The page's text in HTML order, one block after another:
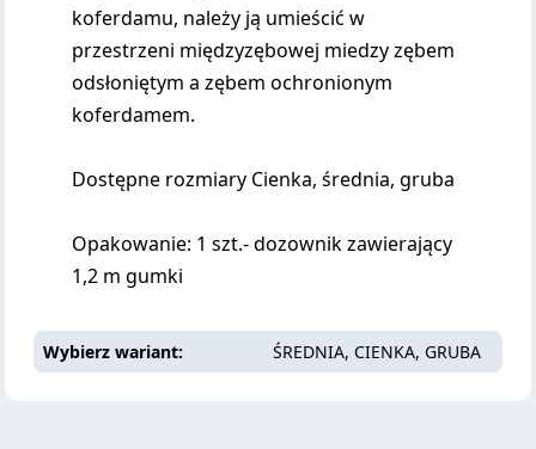
koferdamu, należy ją umieścić w
przestrzeni międzyzębowej miedzy zębem
odsłoniętym a zębem ochronionym
koferdamem.
Dostępne rozmiary Cienka, średnia, gruba
Opakowanie: 1 szt.- dozownik zawierający
1,2 m gumki
Wybierz wariant ŚREDNIA, CIENKA, GRUBA